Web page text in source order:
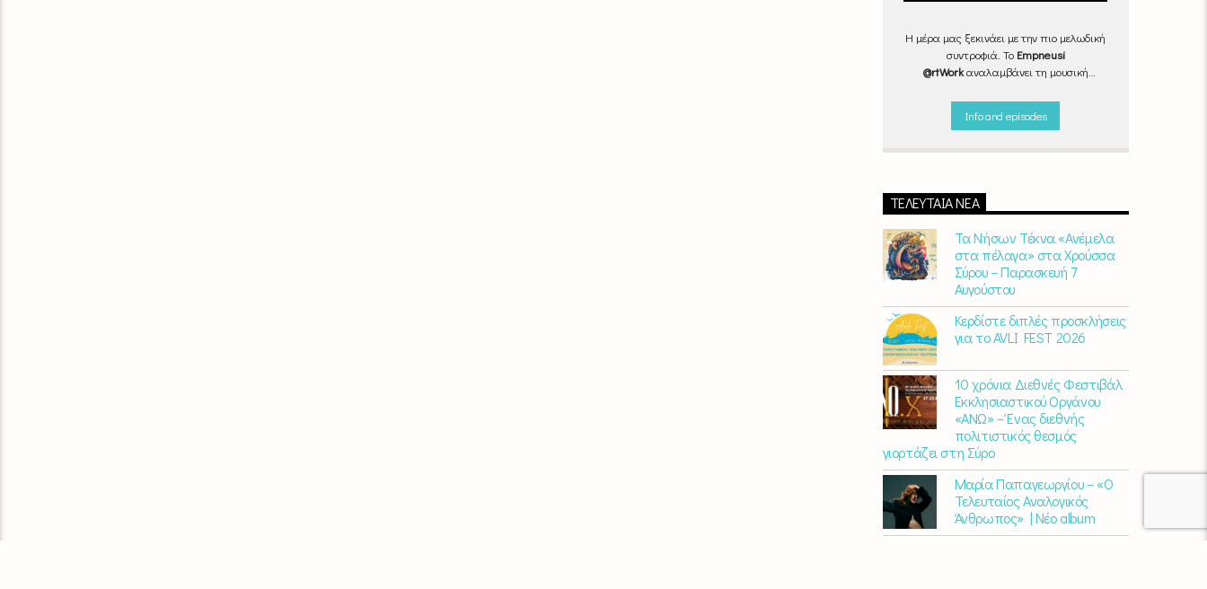
Η μέρα μας ξεκινάει με την πιο μελωδική
συντροφιά. Το Empneusi
@rtWorkαναλαμβάνει τη μουσική
Δευτέρα με Παρασκευή, από τις 07.00
μέχρι τις 10.00.Επιλεγμένα
σκηνήεναλλάσσονται αρμονικά,
πάνε μαζί.Καθημερινά
Παρασκευή)07:00 – 10:00στονEmpneusi
Info and episodes
ΤΕΛΕΥΤΑΊΑ ΝΈΑ
Τα Νήσων Τέκνα «Ανέμελα
στα πέλαγα» στα Χρούσσα
Σύρου – Παρασκευή 7
Αυγούστου
Κερδίστε διπλές προσκλήσεις
για το AVLI FEST 2026
10 χρόνια Διεθνές Φεστιβάλ
Εκκλησιαστικού Οργάνου
«ΑΝΩ» – Ένας διεθνής
πολιτιστικός θεσμός
γιορτάζει στη Σύρο​
Μαρία Παπαγεωργίου – «Ο
Τελευταίος Αναλογικός
Άνθρωπος» | Νέο album